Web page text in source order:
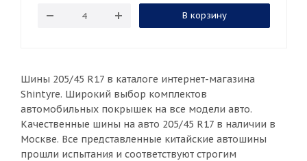
В корзину
Шины 205/45 R17 в каталоге интернет-магазина
Shintyre. Широкий выбор комплектов
автомобильных покрышек на все модели авто.
Качественные шины на авто 205/45 R17 в наличии в
Москве. Все представленные китайские автошины
прошли испытания и соответствуют строгим